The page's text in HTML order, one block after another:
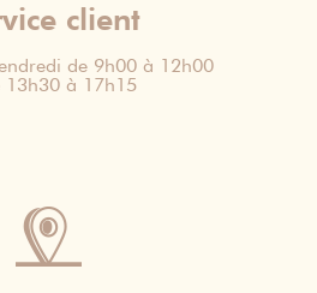
client
de 9h00 à 12h00
13h30 à 17h15